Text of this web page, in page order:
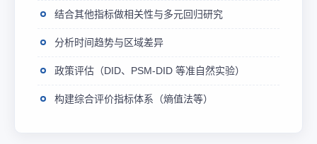
结合其他指标做相关性与多元回归研究
分析时间趋势与区域差异
政策评估（DID、PSM-DID 等准自然实验）
构建综合评价指标体系（熵值法等）